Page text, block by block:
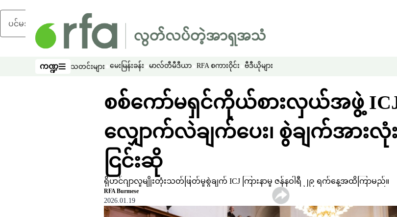
ပင်မအကြောင်းအရာသို့ ကျော်ရန်
ကဏ္ဍ
ကဏ္ဍ သတင်းများ မေးမြန်းခန်း မာလ်တီမီဒီယာ RFA စကားဝိုင်း ဗီဒီယိုများ
စစ်ကော်မရှင်ကိုယ်စားလှယ်အဖွဲ့
လျှောက်လဲချက်ပေး၊ စွဲချက်အားလုံး
ငြင်းဆို
ရိုဟင်ဂျာလူမျိုးတုံးသတ်ဖြတ်မှုစွဲချက် ICJ ကြားနာမှု ဇန်နဝါရီ ၂၉ ရက်နေ့အထိကြာမည်။
RFA Burmese
2026.01.19